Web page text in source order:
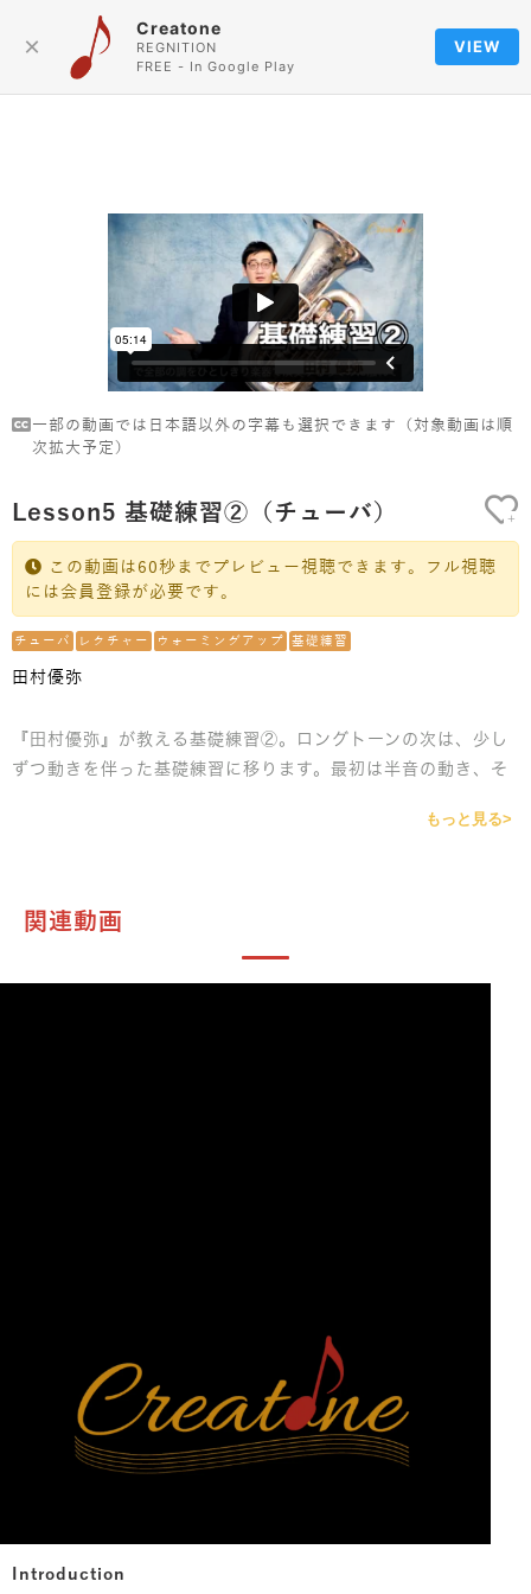
×
Creatone
REGNITION
FREE - In Google Play
VIEW
Lesson5 基礎練習②（チューバ）
この動画は60秒までプレビュー視聴できます。フル視聴
には会員登録が必要です。
チューバ レクチャー ウォーミングアップ 基礎練習
田村優弥
+
一部の動画では日本語以外の字幕も選択できます（対象動画は順
次拡大予定）
『田村優弥』が教える基礎練習②。ロングトーンの次は、少し
ずつ動きを伴った基礎練習に移ります。最初は半音の動き、そ
ォーミングアップや基礎練習を行う意義についても詳しくレク
もっと見る>
関連動画
Introduction